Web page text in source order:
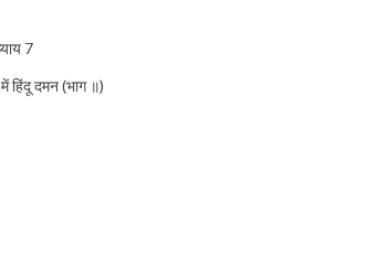
7
हिंदू दमन (भाग ॥)